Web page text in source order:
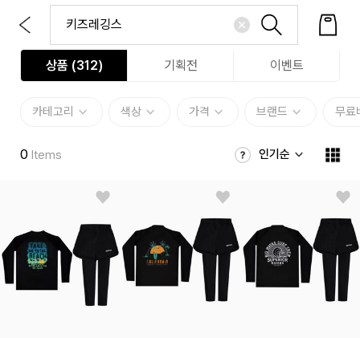
상품 (312) 기획전 이벤트
카테고리 색상 가격 브랜드 무료
0 Items 인기순